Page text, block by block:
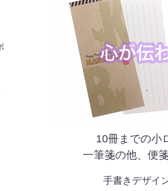
10冊までの小
一筆箋の他、便
手書きデザイ